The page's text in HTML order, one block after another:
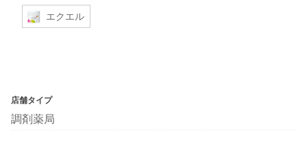
エクエル
店舗タイプ
調剤薬局